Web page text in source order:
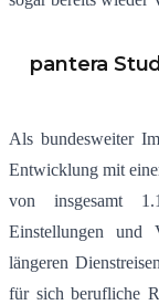
pantera
Als bundesweiter
Entwicklung mit
von insgesamt
Einstellungen und
längeren
für sich berufliche